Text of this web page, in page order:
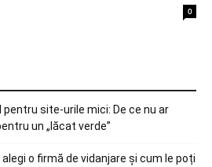
0
pentru site-urile mici: De ce nu ar
un „lăcat verde”
o firmă de vidanjare și cum le poți